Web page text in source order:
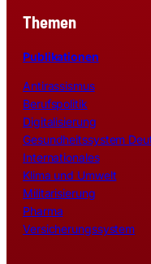
Themen
Publikationen
Antirassismus
Berufspolitik
Digitalisierung
Gesundheitssystem
Internationales
Klima und Umwelt
Militarisierung
Pharma
Versicherungssystem